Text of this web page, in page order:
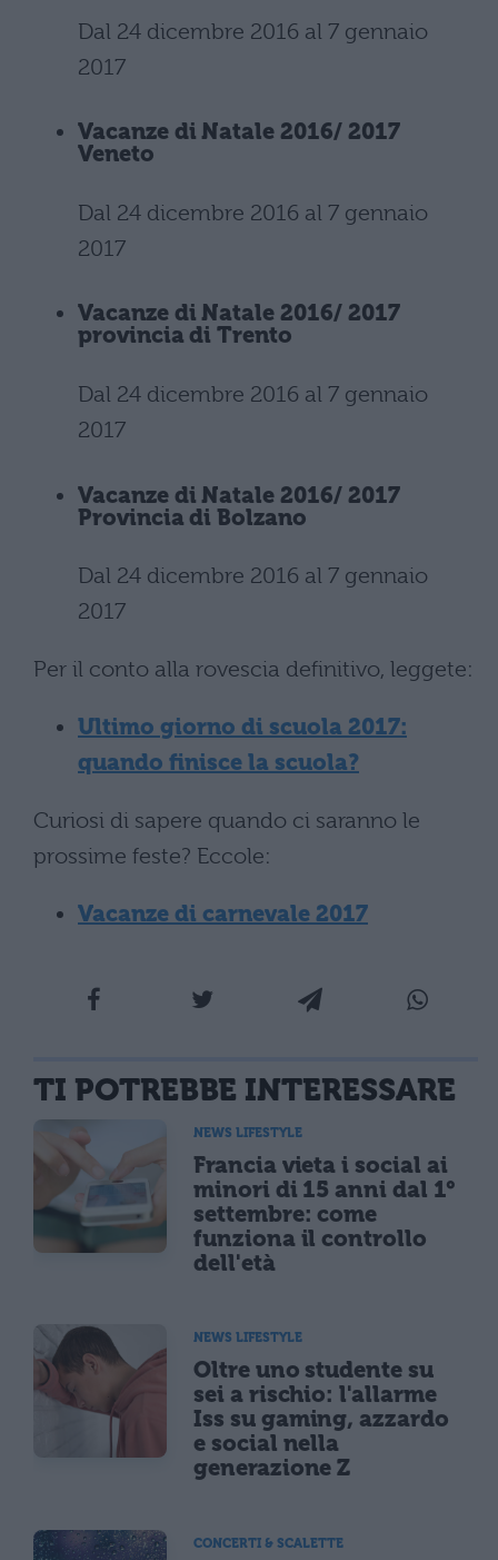
Dal 24 dicembre 2016 al 7 gennaio
2017
Vacanze di Natale 2016/ 2017
Veneto
Dal 24 dicembre 2016 al 7 gennaio
2017
Vacanze di Natale 2016/ 2017
provincia di Trento
Dal 24 dicembre 2016 al 7 gennaio
2017
Vacanze di Natale 2016/ 2017
Provincia di Bolzano
Dal 24 dicembre 2016 al 7 gennaio
2017
Per il conto alla rovescia definitivo, leggete:
Ultimo giorno di scuola 2017:
quando finisce la scuola?
Curiosi di sapere quando ci saranno le
prossime feste? Eccole:
Vacanze di carnevale 2017
TI POTREBBE INTERESSARE
NEWS LIFESTYLE
Francia vieta i social ai
minori di 15 anni dal 1°
settembre: come
funziona il controllo
dell'età
NEWS LIFESTYLE
Oltre uno studente su
sei a rischio: l'allarme
Iss su gaming, azzardo
e social nella
generazione Z
CONCERTI & SCALETTE